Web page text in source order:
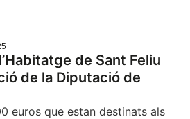
de Sant Feliu
de la Diputació de
euros que estan destinats als